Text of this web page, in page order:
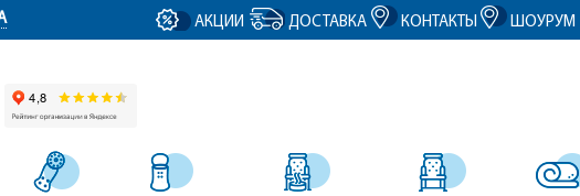
{ document.getElementById('clientID').value = clientID; });
АКЦИИ ДОСТАВКА КОНТАКТЫ ШОУРУМ